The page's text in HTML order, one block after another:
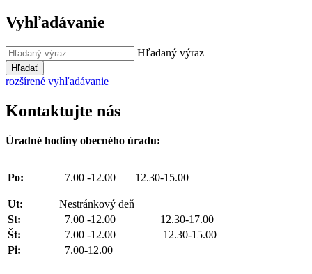
Vyhľadávanie
Hľadaný výraz
Hľadať
rozšírené vyhľadávanie
Kontaktujte nás
Úradné hodiny obecného úradu:
Po: 7.00 -12.00 12.30-15.00
Ut:
Nestránkový deň
St:
7.00 -12.00 12.30-17.00
Št:
7.00 -12.00 12.30-15.00
Pi:
7.00-12.00